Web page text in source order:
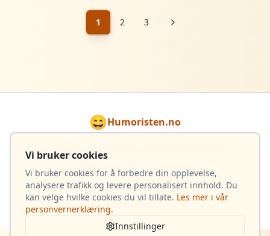
1 2 3
😄Humoristen.no
Gjør hver dag lysere med en dose humor! 🌟
Totalt 4 033 vitser i samlingen
Om oss
Kontakt oss
Opphavsrett
Vi bruker cookies
Vi bruker cookies for å forbedre din opplevelse,
analysere trafikk og levere personalisert innhold. Du
kan velge hvilke cookies du vil tillate. Les mer i vår
personvernerklæring.
Innstillinger